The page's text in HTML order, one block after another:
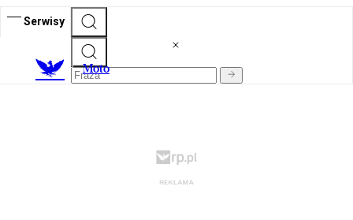
Serwisy
Moto